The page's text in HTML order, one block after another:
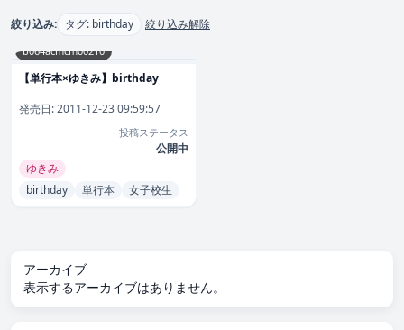
絞り込み: タグ: birthday 絞り込み解除
b064acmcm00210
【単行本×ゆきみ】birthday
発売日:2011-12-23 09:59:57
投稿ステータス
公開中
ゆきみ
birthday
単行本 女子校生
アーカイブ
表示するアーカイブはありません。